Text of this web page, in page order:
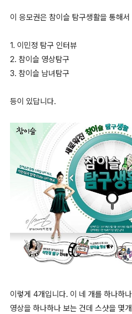
이 응모권은 참이슬 탐구생활을 통해
1. 이민정 탐구 인터뷰
2. 참이슬 영상탐구
3. 참이슬 남녀탐구
등이 있답니다.
이렇게 4개입니다. 이 네 개를 하나하
영상을 하나하나 보는 건데 스샷을 몇